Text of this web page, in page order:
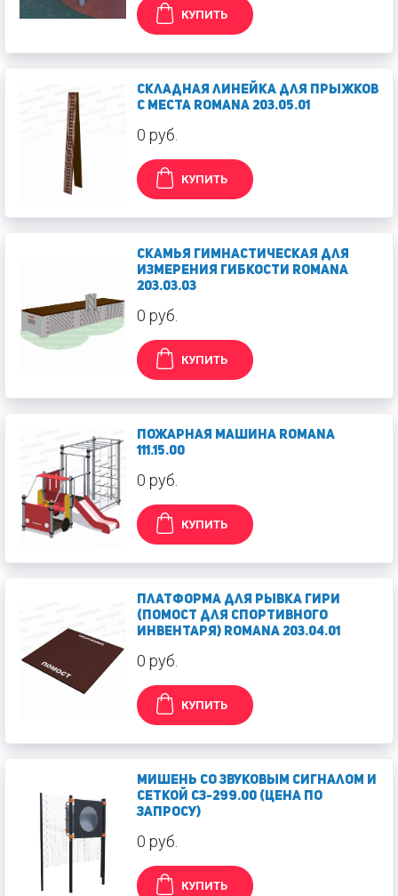
КУПИТЬ
Складная линейка для прыжков
с места Romana 203.05.01
0 руб.
КУПИТЬ
Скамья гимнастическая для
измерения гибкости Romana
203.03.03
0 руб.
КУПИТЬ
Пожарная машина Romana
111.15.00
0 руб.
КУПИТЬ
Платформа для рывка гири
(помост для спортивного
инвентаря) Romana 203.04.01
0 руб.
КУПИТЬ
Мишень со звуковым сигналом и
сеткой СЗ-299.00 (ЦЕНА ПО
ЗАПРОСУ)
0 руб.
КУПИТЬ